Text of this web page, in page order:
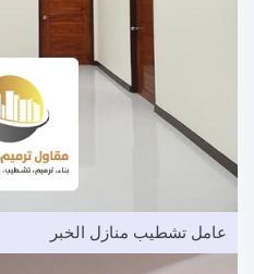
عامل تشطيب منازل الخبر